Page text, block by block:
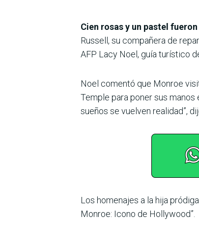
Cien rosas y un pastel
Russell, su compañera de
AFP Lacy Noel, guía turístico
Noel comentó que Monroe
Temple para poner sus manos
sueños se vuelven realidad”,
Los homenajes a la hija
Monroe: Icono de Hollywood”.